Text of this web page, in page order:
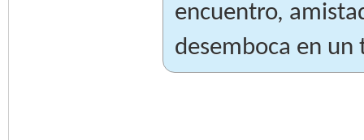
encuentro,
desemboca en